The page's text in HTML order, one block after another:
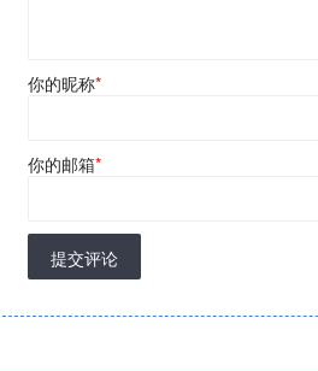
你的昵称*
你的邮箱*
提交评论